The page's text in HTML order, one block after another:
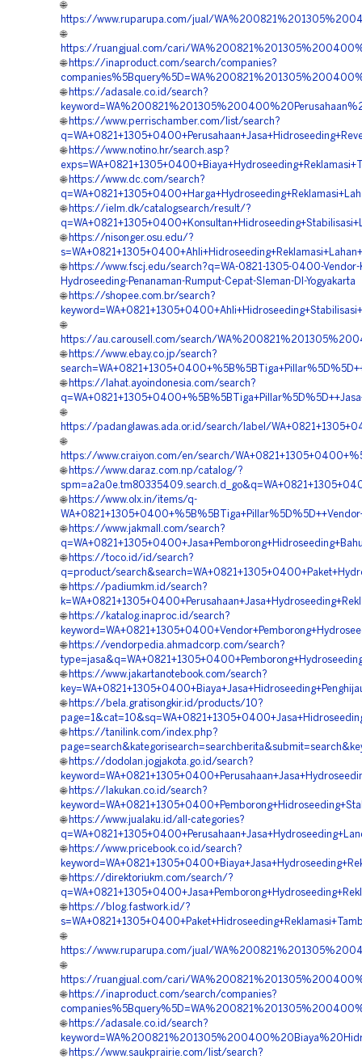
🌐
https://www.ruparupa.com/jual/
🌐
https://ruangjual.com/cari/
🌐 https://inaproduct.com/search/companies?
🌐 https://adasale.co.id/search?
🌐 https://www.perrischamber.com/list/search?
🌐 https://www.notino.hr/search.asp?
🌐 https://www.dc.com/search?
🌐 https://ielm.dk/catalogsearch/result/?
🌐 https://nisonger.osu.edu/?
🌐 https://www.fscj.edu/search?q=WA-0821-1305-0400-Vendor-
Hydroseeding-Penanaman-Rumput-Cepat-Sleman-DI-Yogyakarta
🌐 https://shopee.com.br/search?
🌐
https://au.carousell.com/search/
🌐 https://www.ebay.co.jp/search?
🌐 https://lahat.ayoindonesia.com/search?
🌐
https://padanglawas.ada.or.id/search/label/
🌐
https://www.craiyon.com/en/search/
🌐 https://www.daraz.com.np/catalog/?
🌐 https://www.olx.in/items/q-
🌐 https://www.jakmall.com/search?
🌐 https://toco.id/id/search?
q=product/
🌐 https://padiumkm.id/search?
🌐 https://katalog.inaproc.id/search?
🌐 https://vendorpedia.ahmadcorp.com/search?
🌐 https://www.jakartanotebook.com/search?
🌐 https://bela.gratisongkir.id/products/10?
🌐 https://tanilink.com/index.php?
🌐 https://dodolan.jogjakota.go.id/search?
🌐 https://lakukan.co.id/search?
🌐 https://www.jualaku.id/all-categories?
🌐 https://www.pricebook.co.id/search?
🌐 https://direktoriukm.com/search/?
🌐 https://blog.fastwork.id/?
🌐
https://www.ruparupa.com/jual/
🌐
https://ruangjual.com/cari/
🌐 https://inaproduct.com/search/companies?
🌐 https://adasale.co.id/search?
🌐 https://www.saukprairie.com/list/search?